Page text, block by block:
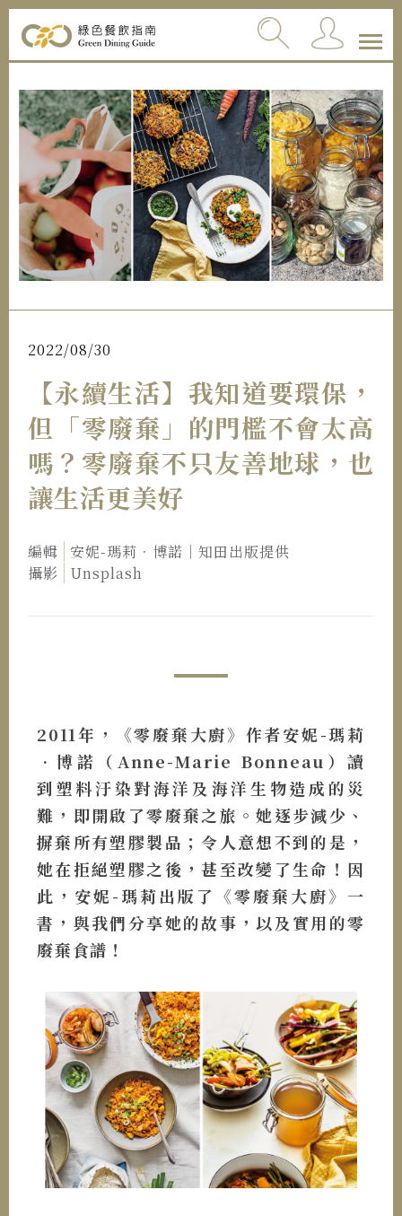
2022/08/30
【永續生活】我知道要環保，
但「零廢棄」的門檻不會太高
嗎？零廢棄不只友善地球，也
讓生活更美好
編輯
安妮-瑪莉．博諾｜知田出版提供
攝影
Unsplash
2011年，《零廢棄大廚》作者安妮-瑪莉
•博諾（Anne-Marie Bonneau）讀
到塑料汙染對海洋及海洋生物造成的災
難，即開啟了零廢棄之旅。她逐步減少、
摒棄所有塑膠製品；令人意想不到的是，
她在拒絕塑膠之後，甚至改變了生命！因
此，安妮-瑪莉出版了《零廢棄大廚》一
書，與我們分享她的故事，以及實用的零
廢棄食譜！